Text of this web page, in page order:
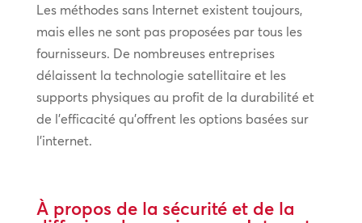
Les méthodes sans Internet existent toujours,
mais elles ne sont pas proposées par tous les
fournisseurs. De nombreuses entreprises
délaissent la technologie satellitaire et les
supports physiques au profit de la durabilité et
de l’efficacité qu’offrent les options basées sur
l’internet.
À propos de la sécurité et de la